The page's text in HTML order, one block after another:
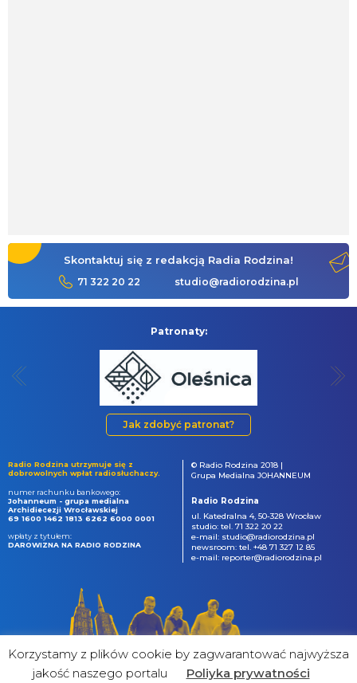
Skontaktuj się z redakcją Radia Rodzina!
71 322 20 22 studio@radiorodzina.pl
Patronaty:
Jak zdobyć patronat?
Radio Rodzina utrzymuje się z
dobrowolnych wpłat radiosłuchaczy.
numer rachunku bankowego:
Johanneum - grupa medialna
Archidiecezji Wrocławskiej
69 1600 1462 1813 6262 6000 0001
wpłaty z tytułem:
DAROWIZNA NA RADIO RODZINA
© Radio Rodzina 2018 |
Grupa Medialna JOHANNEUM
Radio Rodzina
ul. Katedralna 4, 50-328 Wrocław
studio: tel. 71 322 20 22
e-mail: studio@radiorodzina.pl
newsroom: tel. +48 71 327 12 85
e-mail: reporter@radiorodzina.pl
Korzystamy z plików cookie by zagwarantować najwyższa
jakość naszego portalu
Poliyka prywatności